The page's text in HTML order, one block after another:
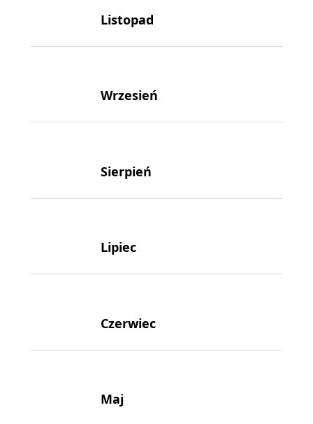
Listopad
Wrzesień
Sierpień
Lipiec
Czerwiec
Maj